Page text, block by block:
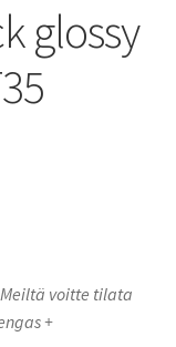
glossy
voitte tilata
+